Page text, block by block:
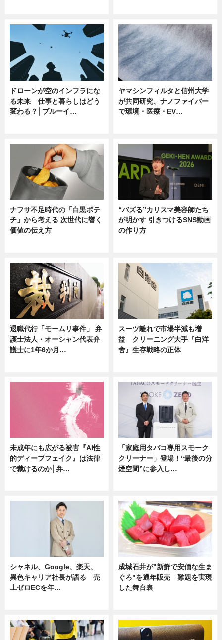
ドローンが空のインフラにな
る未来 仕事と暮らしはどう
変わる？│ブルーイ…
ヤマシンフィルタと信州大学
が共同研究、ナノファイバー
で環境・医療・EV…
ナフサ不足時代の「白黒ポテ
チ」から考える 次世代に響く
価値の伝え方
“バズる”カリスマ美容師たち
が明かす 引きつけるSNS動画
の作り方
退職代行「モームリ事件」 弁
護士法人・オーシャン代表弁
護士に1年6か月…
スーツ離れで市場半減も増
益 クリーニング大手『白洋
舍』生存戦略の正体
未成年にも広がる被害『AI性
的ディープフェイク』は法律
で裁けるのか│弁…
「家庭用タバコ専用スモーク
クリーナー」登場！“最後の分
煙空間”に参入し…
シャネル、Google、楽天、
異色キャリア社長が語る 売
上ゼロECを年…
成城石井が"新鮮で安価な生ま
ぐろ"を通年販売 難題を実現
した舞台裏